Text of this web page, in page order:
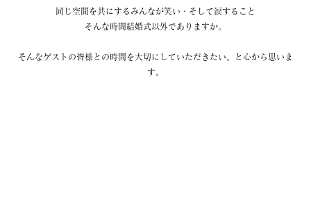
同じ空間を共にするみんなが笑い・そして涙すること
そんな時間結婚式以外でありますか。
そんなゲストの皆様との時間を大切にしていただきたい。と心から思いま
す。